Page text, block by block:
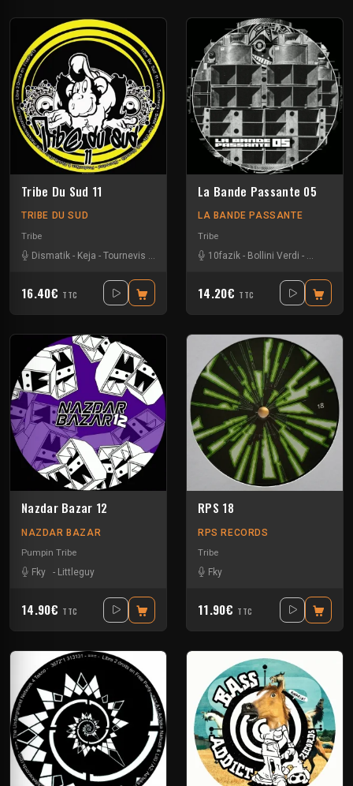
Tribe Du Sud 11
TRIBE DU SUD
Tribe
Dismatik - Keja - Tournevis
16.40€ TTC
La Bande Passante 05
LA BANDE PASSANTE
Tribe
10fazik - Bollini Verdi -
14.20€ TTC
Nazdar Bazar 12
NAZDAR BAZAR
Pumpin Tribe
Fky
- Littleguy
14.90€ TTC
RPS 18
RPS RECORDS
Tribe
Fky
11.90€ TTC